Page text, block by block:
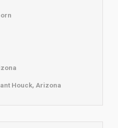
Houck, Arizona